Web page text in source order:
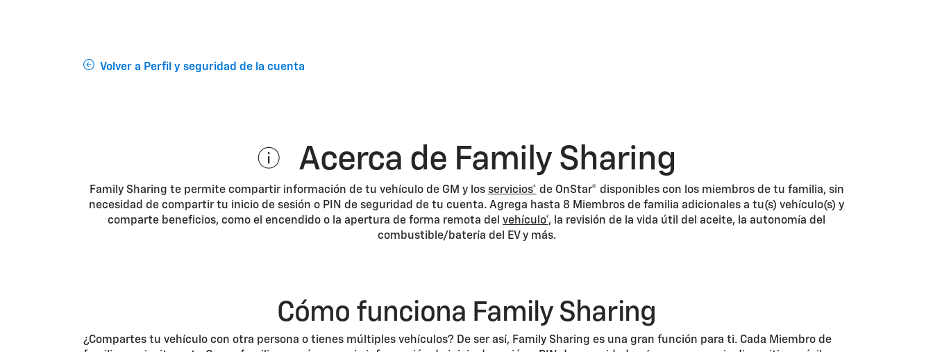
Volver a Perfil y seguridad de la cuenta
Acerca de Family Sharing
Family Sharing te permite compartir información de tu vehículo de GM y los servicios* de OnStar® disponibles con los miembros de tu familia, sin
necesidad de compartir tu inicio de sesión o PIN de seguridad de tu cuenta. Agrega hasta 8 Miembros de familia adicionales a tu(s) vehículo(s) y
comparte beneficios, como el encendido o la apertura de forma remota del vehículo*, la revisión de la vida útil del aceite, la autonomía del
combustible/batería del EV y más.
Cómo funciona Family Sharing
¿Compartes tu vehículo con otra persona o tienes múltiples vehículos? De ser así, Family Sharing es una gran función para ti. Cada Miembro de